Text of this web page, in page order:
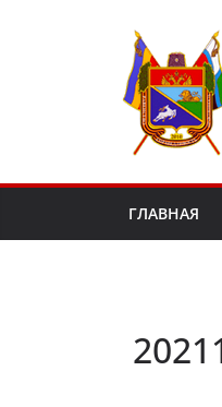
ГЛАВНАЯ